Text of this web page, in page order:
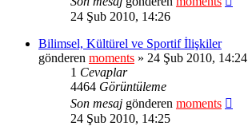
24 Şub 2010, 14:26
Bilimsel, Kültürel ve Sportif İlişkiler
gönderen moments » 24 Şub 2010, 14:24
1 Cevaplar
4464 Görüntüleme
Son mesaj gönderen moments
24 Şub 2010, 14:25